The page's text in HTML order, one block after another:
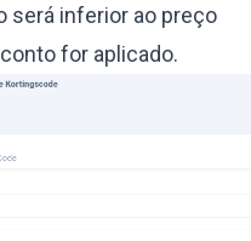
será inferior ao preço
for aplicado.